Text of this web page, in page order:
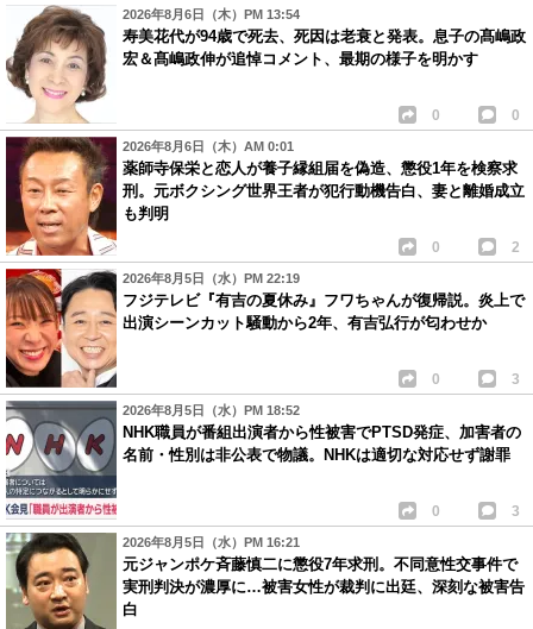
2026年8月6日（木）PM 13:54
寿美花代が94歳で死去、死因は老衰と発表。息子の髙嶋政
宏＆髙嶋政伸が追悼コメント、最期の様子を明かす
0 0
2026年8月6日（木）AM 0:01
薬師寺保栄と恋人が養子縁組届を偽造、懲役1年を検察求
刑。元ボクシング世界王者が犯行動機告白、妻と離婚成立
も判明
0 2
2026年8月5日（水）PM 22:19
フジテレビ『有吉の夏休み』フワちゃんが復帰説。炎上で
出演シーンカット騒動から2年、有吉弘行が匂わせか
0 3
2026年8月5日（水）PM 18:52
NHK職員が番組出演者から性被害でPTSD発症、加害者の
名前・性別は非公表で物議。NHKは適切な対応せず謝罪
0 3
2026年8月5日（水）PM 16:21
元ジャンポケ斉藤慎二に懲役7年求刑。不同意性交事件で
実刑判決が濃厚に…被害女性が裁判に出廷、深刻な被害告
白